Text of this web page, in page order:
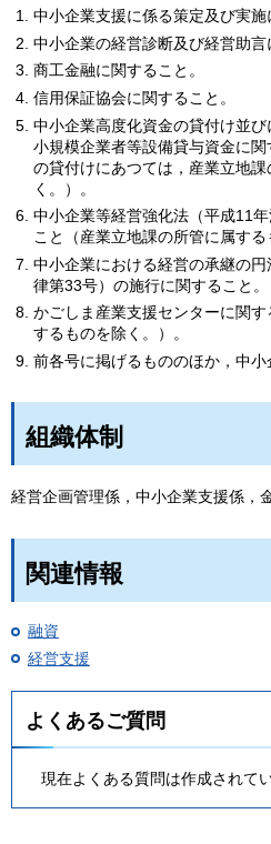
中小企業支援に係る策定及び実施
中小企業の経営診断及び経営助言
商工金融に関すること。
信用保証協会に関すること。
中小企業高度化資金の貸付け並
小規模企業者等設備貸与資金に
の貸付けにあつては，産業立地
く。）。
中小企業等経営強化法（平成11
こと（産業立地課の所管に属する
中小企業における経営の承継の
律第33号）の施行に関すること。
かごしま産業支援センターに関
するものを除く。）。
前各号に掲げるもののほか，中小
組織体制
経営企画管理係，中小企業支援係，
関連情報
融資
経営支援
よくあるご質問
現在よくある質問は作成されて